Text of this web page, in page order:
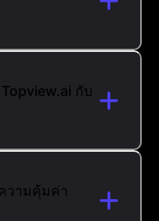
กับ
วามคุ้มค่า